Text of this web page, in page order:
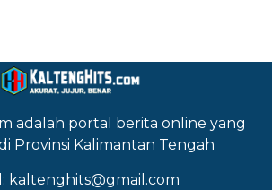
adalah portal berita online yang
Provinsi Kalimantan Tengah
kaltenghits@gmail.com